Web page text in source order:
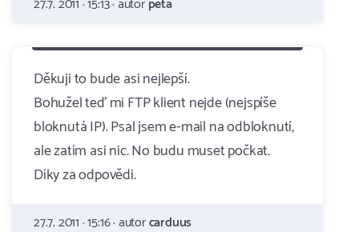
27.7. 2011 · 15:13 · autorpeta
Děkuji to bude asi nejlepší.
Bohužel teď mi FTP klient nejde (nejspíše
bloknutá IP). Psal jsem e-mail na odbloknutí,
ale zatím asi nic. No budu muset počkat.
Díky za odpovědi.
27.7. 2011 · 15:16 · autorcarduus